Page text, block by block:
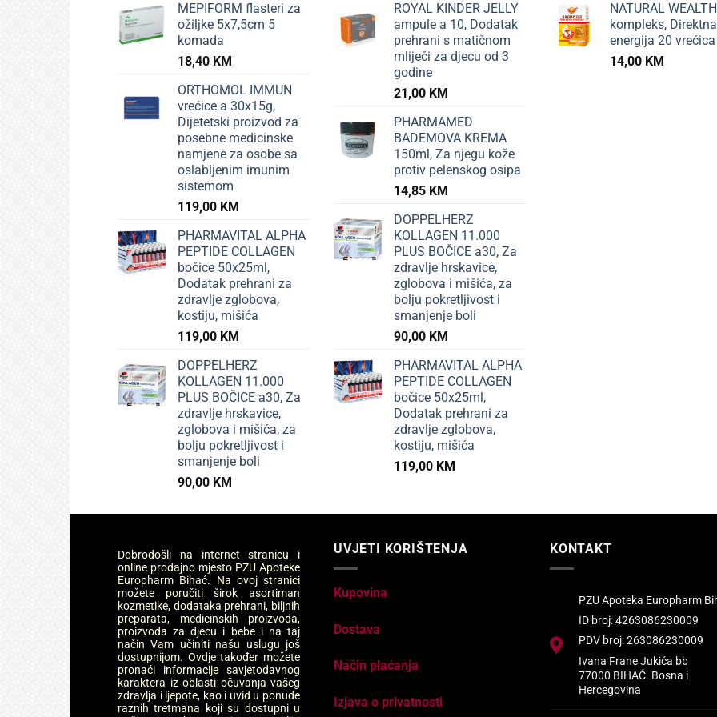
MEPIFORM flasteri za
ožiljke 5x7,5cm 5
komada
18,40 KM
ORTHOMOL IMMUN
vrećice a 30x15g,
Dijetetski proizvod za
posebne medicinske
namjene za osobe sa
oslabljenim imunim
sistemom
119,00 KM
PHARMAVITAL ALPHA
PEPTIDE COLLAGEN
bočice 50x25ml,
Dodatak prehrani za
zdravlje zglobova,
kostiju, mišića
119,00 KM
DOPPELHERZ
KOLLAGEN 11.000
PLUS BOČICE a30, Za
zdravlje hrskavice,
zglobova i mišića, za
bolju pokretljivost i
smanjenje boli
90,00 KM
ROYAL KINDER JELLY
ampule a 10, Dodatak
prehrani s matičnom
mliječi za djecu od 3
godine
21,00 KM
PHARMAMED
BADEMOVA KREMA
150ml, Za njegu kože
protiv pelenskog osipa
14,85 KM
DOPPELHERZ
KOLLAGEN 11.000
PLUS BOČICE a30, Za
zdravlje hrskavice,
zglobova i mišića, za
bolju pokretljivost i
smanjenje boli
90,00 KM
PHARMAVITAL ALPHA
PEPTIDE COLLAGEN
bočice 50x25ml,
Dodatak prehrani za
zdravlje zglobova,
kostiju, mišića
119,00 KM
NATURAL
kompleks, Direktna
energija 20 vrećica
14,00 KM
Dobrodošli na internet stranicu i
online prodajno mjesto PZU Apoteke
Europharm Bihać. Na ovoj stranici
možete poručiti širok asortiman
kozmetike, dodataka prehrani, biljnih
preparata, medicinskih proizvoda,
proizvoda za djecu i bebe i na taj
način Vam učiniti našu uslugu još
dostupnijom. Ovdje također možete
pronaći informacije savjetodavnog
karaktera iz oblasti očuvanja vašeg
zdravlja i ljepote, kao i uvid u ponude
raznih tretmana koji su dostupni u
UVJETI KORIŠTENJA
Kupovina
Dostava
Način plaćanja
Izjava o privatnosti
KONTAKT
PZU Apoteka Europharm
ID broj: 4263086230009
PDV broj: 263086230009
Ivana Frane Jukića bb
77000 BIHAĆ. Bosna i
Hercegovina